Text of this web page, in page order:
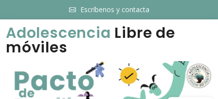
Escríbenos y contacta
Adolescencia Libre de
móviles